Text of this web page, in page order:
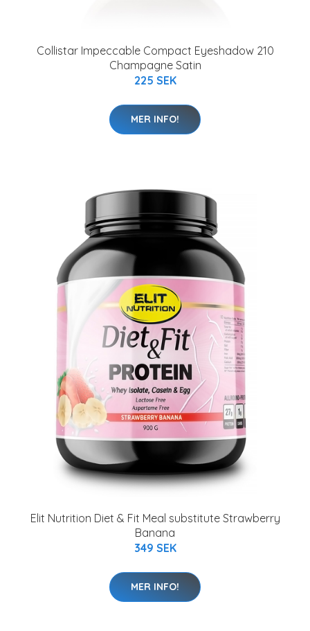
Collistar Impeccable Compact Eyeshadow 210
Champagne Satin
225 SEK
MER INFO!
Elit Nutrition Diet & Fit Meal substitute Strawberry
Banana
349 SEK
MER INFO!